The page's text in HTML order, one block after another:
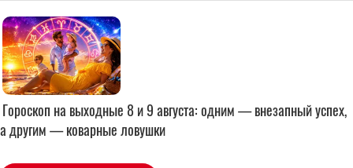
Гороскоп на выходные 8 и 9 августа: одним — внезапный успех,
а другим — коварные ловушки